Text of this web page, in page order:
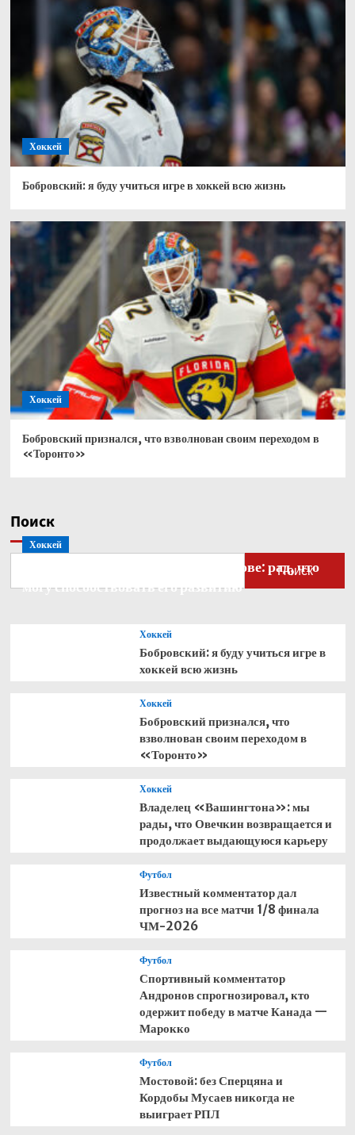
Хоккей
Бобровский: я буду учиться игре в хоккей всю жизнь
Хоккей
Бобровский признался, что взволнован своим переходом в
«Торонто»
Поиск
Поиск
Хоккей
Бобровский — о голкипере Ахтямове: рад, что
могу способствовать его развитию
Хоккей
Бобровский: я буду учиться игре в
хоккей всю жизнь
Хоккей
Бобровский признался, что
взволнован своим переходом в
«Торонто»
Хоккей
Владелец «Вашингтона»: мы
рады, что Овечкин возвращается и
продолжает выдающуюся карьеру
Футбол
Известный комментатор дал
прогноз на все матчи 1/8 финала
ЧМ-2026
Футбол
Спортивный комментатор
Андронов спрогнозировал, кто
одержит победу в матче Канада —
Марокко
Футбол
Мостовой: без Сперцяна и
Кордобы Мусаев никогда не
выиграет РПЛ